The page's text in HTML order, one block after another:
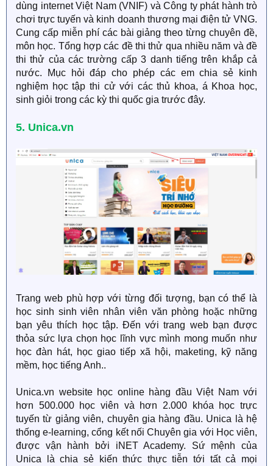
dùng internet Việt Nam (VNIF) và Công ty phát hành trò
chơi trực tuyến và kinh doanh thương mại điện tử VNG.
Cung cấp miễn phí các bài giảng theo từng chuyên đề,
môn học. Tổng hợp các đề thi thử qua nhiều năm và đề
thi thử của các trường cấp 3 danh tiếng trên khắp cả
nước. Mục hỏi đáp cho phép các em chia sẻ kinh
nghiệm học tập thi cử với các thủ khoa, á Khoa học,
sinh giỏi trong các kỳ thi quốc gia trước đây.
5. Unica.vn
Trang web phù hợp với từng đối tượng, bạn có thể là
học sinh sinh viên nhân viên văn phòng hoặc những
bạn yêu thích học tập. Đến với trang web bạn được
thỏa sức lựa chọn học lĩnh vực mình mong muốn như
học đàn hát, học giao tiếp xã hội, maketing, kỹ năng
mềm, học tiếng Anh..
Unica.vn website học online hàng đầu Việt Nam với
hơn 500.000 học viên và hơn 2.000 khóa học trực
tuyến từ giảng viên, chuyên gia hàng đầu. Unica là hệ
thống e-learning, cổng kết nối Chuyên gia với Học viên,
được vận hành bởi iNET Academy. Sứ mệnh của
Unica là chia sẻ kiến thức thực tiễn tới tất cả mọi